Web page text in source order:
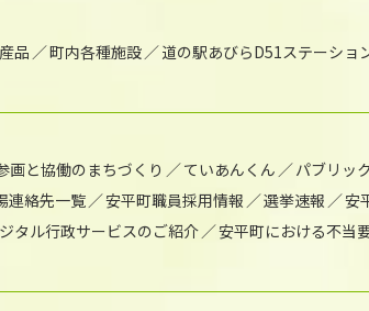
品 町内各種施設 道の駅あびらD51ステーショ
画と協働のまちづくり ていあんくん パブリッ
連絡先一覧 安平町職員採用情報 選挙速報 安
タル行政サービスのご紹介
安平町における不当